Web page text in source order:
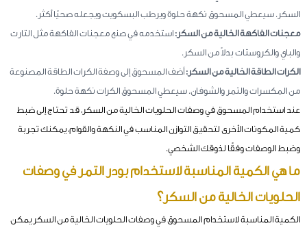
السكر. سيعطي المسحوق نكهة حلوة ويرطب البسكويت ويجعله صحيًا أكثر.
معجنات الفاكهة الخالية من السكر: استخدمه في صنع معجنات الفاكهة مثل التارت
والباي والكروستات بدلاً من السكر.
الكرات الطاقة الخالية من السكر:أضف المسحوق إلى وصفة الكرات الطاقة المصنوعة
من المكسرات والتمر والشوفان. سيعطي المسحوق الكرات نكهة حلوة.
عند استخدام المسحوق في وصفات الحلويات الخالية من السكر، قد تحتاج إلى ضبط
كمية المكونات الأخرى لتحقيق التوازن المناسب في النكهة والقوام، يمكنك تجربة
وضبط الوصفات وفقًا لذوقك الشخصي.
ما هي الكمية المناسبة لاستخدام بودر التمر في وصفات
الحلويات الخالية من السكر؟
الكمية المناسبة لاستخدام المسحوق في وصفات الحلويات الخالية من السكر يمكن